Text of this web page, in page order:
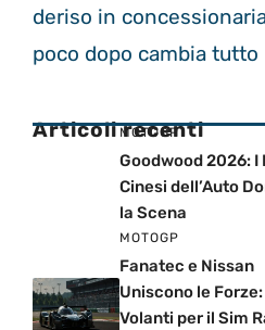
deriso in
poco dopo cambia tutto
Articoli recenti
MOTOGP
Goodwood 2026: I
Cinesi dell’Auto
la Scena
MOTOGP
Fanatec e Nissan
Uniscono le
Volanti per il Sim